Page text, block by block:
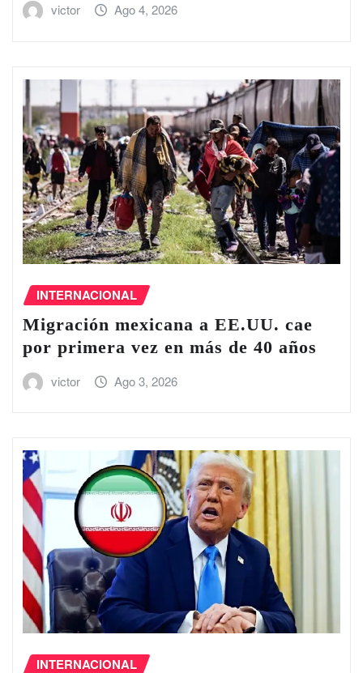
victor Ago 4, 2026
INTERNACIONAL
Migración mexicana a EE.UU. cae
por primera vez en más de 40 años
victor Ago 3, 2026
INTERNACIONAL